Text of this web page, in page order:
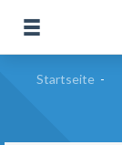
Startseite -